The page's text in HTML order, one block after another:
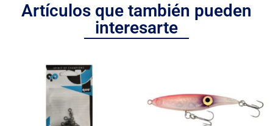
Artículos que también pueden
interesarte